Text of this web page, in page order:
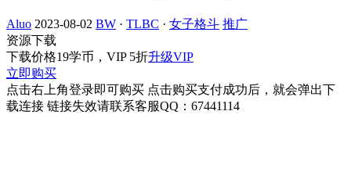
Aluo 2023-08-02 BW · TLBC · 女子格斗 推广
资源下载
下载价格19学币，VIP 5折升级VIP
立即购买
点击右上角登录即可购买 点击购买支付成功后，就会弹出下
载连接 链接失效请联系客服QQ：67441114